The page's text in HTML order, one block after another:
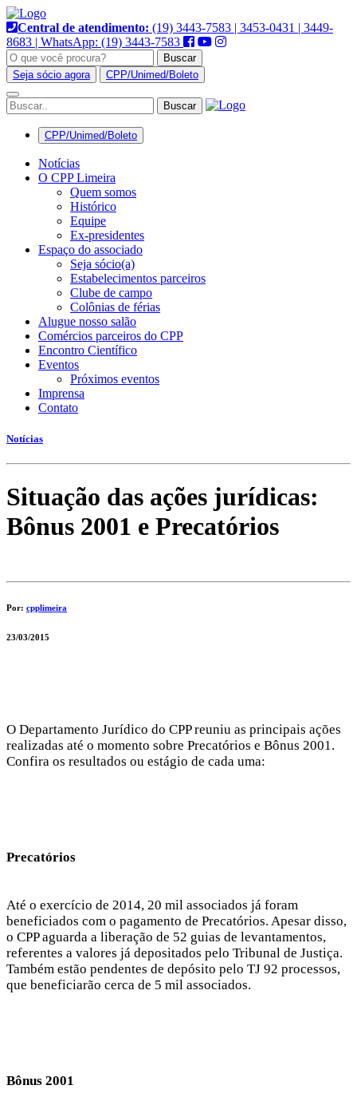
Pular
para
o
conteúdo
Central de atendimento: (19) 3443-7583 | 3453-0431 | 3449-
8683 | WhatsApp: (19) 3443-7583
Buscar
Seja sócio agora
CPP/Unimed/Boleto
Alternar
navegação
CPP/Unimed/Boleto
Notícias
O CPP Limeira
Quem somos
Histórico
Equipe
Ex-presidentes
Espaço do associado
Seja sócio(a)
Estabelecimentos parceiros
Clube de campo
Colônias de férias
Alugue nosso salão
Comércios parceiros do CPP
Encontro Científico
Eventos
Próximos eventos
Imprensa
Contato
Notícias
Situação das ações jurídicas:
Bônus 2001 e Precatórios
Por: cpplimeira
23/03/2015
O Departamento Jurídico do CPP reuniu as principais ações
realizadas até o momento sobre Precatórios e Bônus 2001.
Confira os resultados ou estágio de cada uma:
Precatórios
Até o exercício de 2014, 20 mil associados já foram
beneficiados com o pagamento de Precatórios. Apesar disso,
o CPP aguarda a liberação de 52 guias de levantamentos,
referentes a valores já depositados pelo Tribunal de Justiça.
Também estão pendentes de depósito pelo TJ 92 processos,
que beneficiarão cerca de 5 mil associados.
Bônus 2001